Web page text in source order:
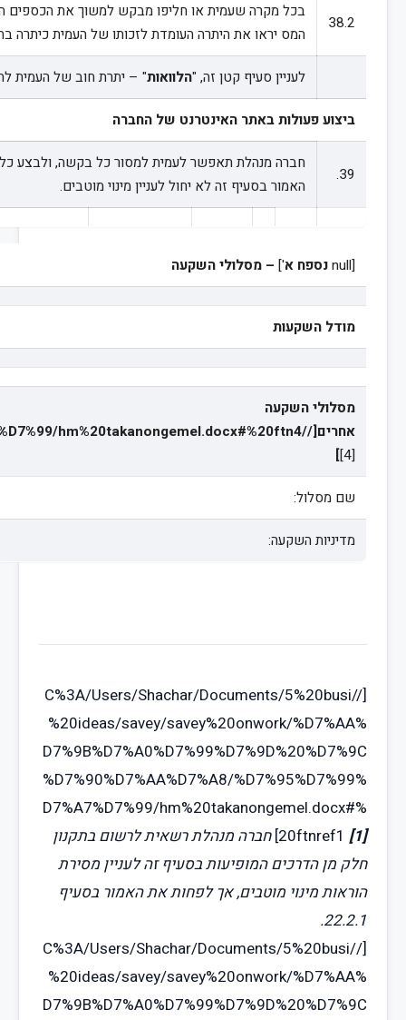
38.2
בכל מקרה שעמית או חליפו מבקש למשוך את הכספים
המס יראו את היתרה העומדת לזכותו של העמית כיתרה
לעניין סעיף קטן זה, "הלוואות" – יתרת חוב של העמית
ביצוע פעולות באתר האינטרנט של החברה
39.
חברה מנהלת תאפשר לעמית למסור כל בקשה, ולבצע כל
האמור בסעיף זה לא יחול לעניין מינוי מוטבים.
[null נספח א'] – מסלולי השקעה
מודל השקעות
מסלולי השקעה
אחרים[//C%3A/Users/Shachar/Documents/5%20busi%20ideas/savey/savey%20onwork/%D7%AA%D7%9B%D7%A0%D7%99%D7%9D%20%D7%9C%D7%90%D7%AA%D7%A8/%D7%95%D7%99%D7%A7%D7%99/hm%20takanongemel.docx#%20ftn4
[4]
]
שם מסלול:
מדיניות השקעה:
[//C%3A/Users/Shachar/Documents/5%20busi
%20ideas/savey/savey%20onwork/%D7%AA%
D7%9B%D7%A0%D7%99%D7%9D%20%D7%9C
%D7%90%D7%AA%D7%A8/%D7%95%D7%99%
D7%A7%D7%99/hm%20takanongemel.docx#%
20ftnref1 [1]
]חברה מנהלת רשאית לרשום בתקנון
חלק מן הדרכים המופיעות בסעיף זה לעניין מסירת
הוראות מינוי מוטבים, אך לפחות את האמור בסעיף
22.2.1.
[//C%3A/Users/Shachar/Documents/5%20busi
%20ideas/savey/savey%20onwork/%D7%AA%
D7%9B%D7%A0%D7%99%D7%9D%20%D7%9C